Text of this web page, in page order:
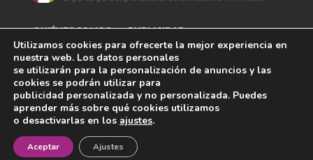
QUIÉNES SOMOS PUBLICIDAD
AVISO LEGAL
POLÍTICA DE COOKIES
POLÍTICA DE PRIVACIDAD
CONTACTO¡Newsletter!
Utilizamos cookies para ofrecerte la mejor experiencia en
nuestra web. Los datos personales
se utilizarán para la personalización de anuncios y las
cookies se podrán utilizar para
publicidad personalizada y no personalizada. Puedes
aprender más sobre qué cookies utilizamos
o desactivarlas en los ajustes.
Aceptar Ajustes